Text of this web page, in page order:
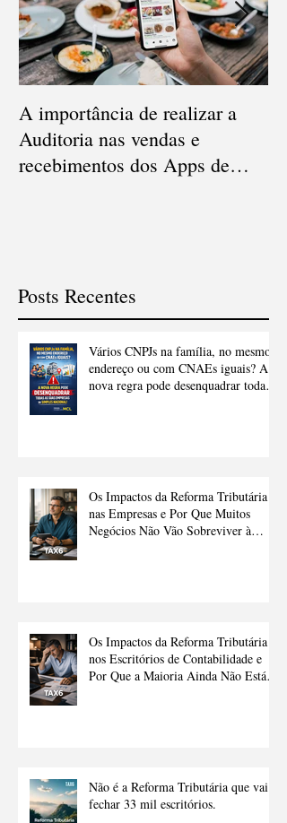
A importância de realizar a
Auditoria nas vendas e
recebimentos dos Apps de
Posts Recentes
Vários CNPJs na família, no mesmo
endereço ou com CNAEs iguais? A
nova regra pode desenquadrar todas
Os Impactos da Reforma Tributária
nas Empresas e Por Que Muitos
Negócios Não Vão Sobreviver à
Os Impactos da Reforma Tributária
nos Escritórios de Contabilidade e
Por Que a Maioria Ainda Não Está
Não é a Reforma Tributária que vai
fechar 33 mil escritórios.